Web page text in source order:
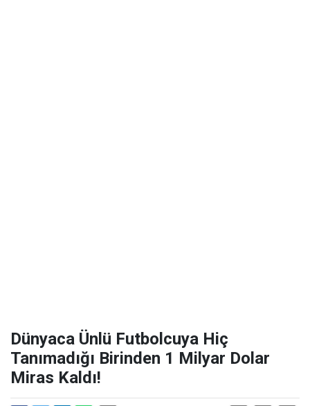
Dünyaca Ünlü Futbolcuya Hiç
Tanımadığı Birinden 1 Milyar Dolar
Miras Kaldı!